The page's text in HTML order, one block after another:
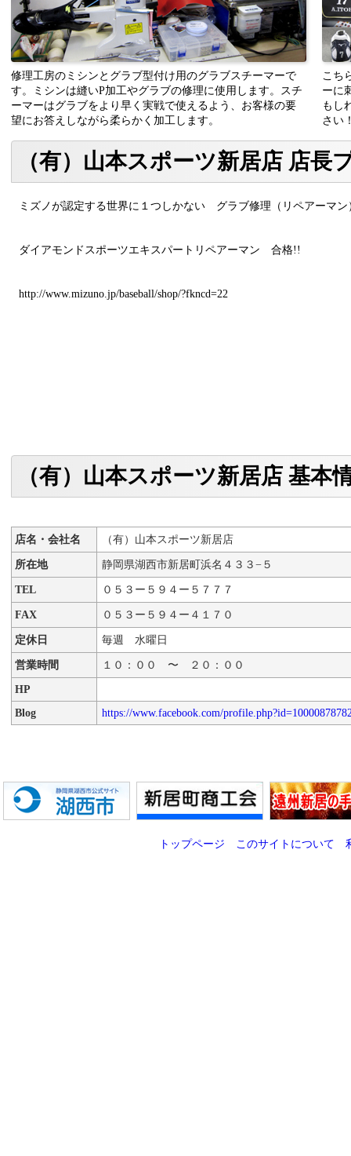
修理工房のミシンとグラブ型付け用のグラブスチーマーで
す。ミシンは縫いP加工やグラブの修理に使用します。スチ
ーマーはグラブをより早く実戦で使えるよう、お客様の要
望にお答えしながら柔らかく加工します。
こち
ーに
もし
さい
（有）山本スポーツ新居店 店長
ミズノが認定する世界に１つしかない グラブ修理（リペアーマ
ダイアモンドスポーツエキスパートリペアーマン 合格!!
http://www.mizuno.jp/baseball/shop/?fkncd=22
（有）山本スポーツ新居店 基本
店名・会社名
（有）山本スポーツ新居店
所在地
静岡県湖西市新居町浜名４３３−５
TEL
０５３ー５９４ー５７７７
FAX
０５３ー５９４ー４１７０
定休日
毎週 水曜日
営業時間
１０：００ 〜 ２０：００
HP
Blog
https://www.facebook.com/
トップページ このサイトについて